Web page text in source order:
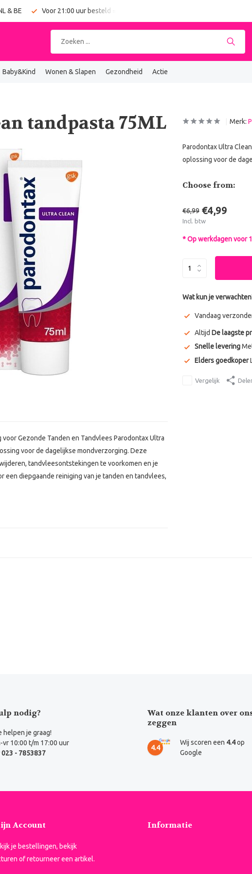
& BE Voor 21:00 uur besteld = vandaag verzonden
Baby&Kind Wonen & Slapen Gezondheid Actie
tandpasta 75ML
Gezonde Tanden en Tandvlees Parodontax Ultra
voor de dagelijkse mondverzorging. Deze
tandvleesontstekingen te voorkomen en je
diepgaande reiniging van je tanden en tandvlees,
Merk:
Parodontax Ultra
oplossing voor de
Choose from:
€6,99 €4,99
Incl. btw
* Op werkdagen voor
Wat kun je
Vandaag
Altijd De laagste
Snelle levering
Elders goedkoper
Vergelijk
nodig?
helpen je graag!
vr 10:00 t/m 17:00 uur
- 7853837
Wat onze klanten over
zeggen
4.4
Wij scoren een 4.4op
Google
Account
je bestellingen, bekijk
of retourneer een artikel.
Informatie